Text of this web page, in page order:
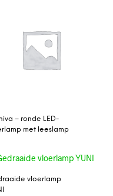
– ronde LED-
met leeslamp
vloerlamp